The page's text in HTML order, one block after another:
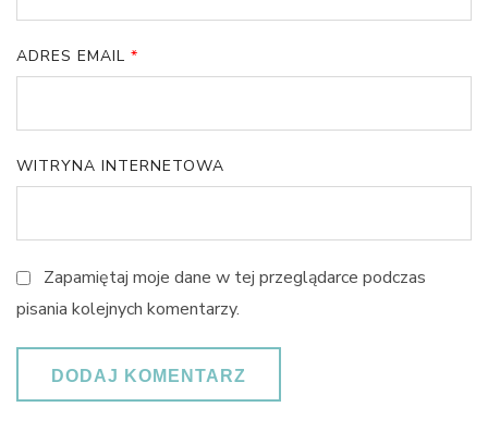
ADRES EMAIL *
WITRYNA INTERNETOWA
Zapamiętaj moje dane w tej przeglądarce podczas
pisania kolejnych komentarzy.